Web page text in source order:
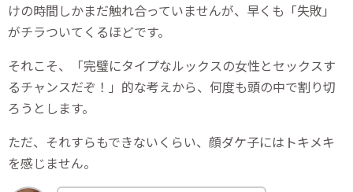
けの時間しかまだ触れ合っていませんが、早くも「失敗」
がチラついてくるほどです。
それこそ、「完璧にタイプなルックスの女性とセックスす
るチャンスだぞ！」的な考えから、何度も頭の中で割り切
ろうとします。
ただ、それすらもできないくらい、顔ダケ子にはトキメキ
を感じません。